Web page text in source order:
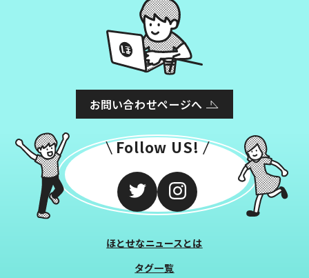
お問い合わせページへ
Follow US!
ほとせなニュースとは
タグ一覧